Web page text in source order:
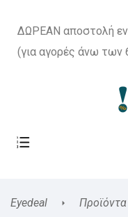
ΔΩΡΕΑΝ αποστολή
(για αγορές άνω των
Eyedeal Προϊόντα